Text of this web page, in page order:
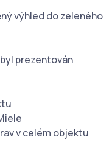
výhled do zeleného
prezentován
v celém objektu